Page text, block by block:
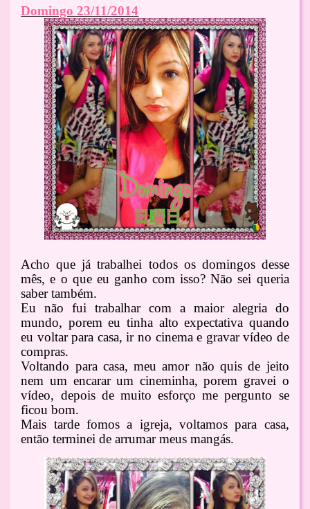
Domingo 23/11/2014
Acho que já trabalhei todos os domingos desse
mês, e o que eu ganho com isso? Não sei queria
saber também.
Eu não fui trabalhar com a maior alegria do
mundo, porem eu tinha alto expectativa quando
eu voltar para casa, ir no cinema e gravar vídeo de
compras.
Voltando para casa, meu amor não quis de jeito
nem um encarar um cineminha, porem gravei o
vídeo, depois de muito esforço me pergunto se
ficou bom.
Mais tarde fomos a igreja, voltamos para casa,
então terminei de arrumar meus mangás.